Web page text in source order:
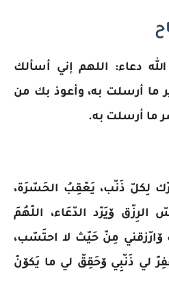
دعاء: اللهم إني أسألك
خيرها وخير ما فيها، وخير ما أرسلت به، ‏وأعوذ‎ ‎بك من
ما أرسلت به.
لِكلّ ذَنّب، يَعّقِبُ الحَسّرَة،
الرِزّق ۆيَرّد الدّعَاء، اللّهُمَ
ۆارّزقني مِنّ حَيّث لا احتَسّب،
لي ذَنّبِي ۆحَقِقّ لي ما يَكۆنّ